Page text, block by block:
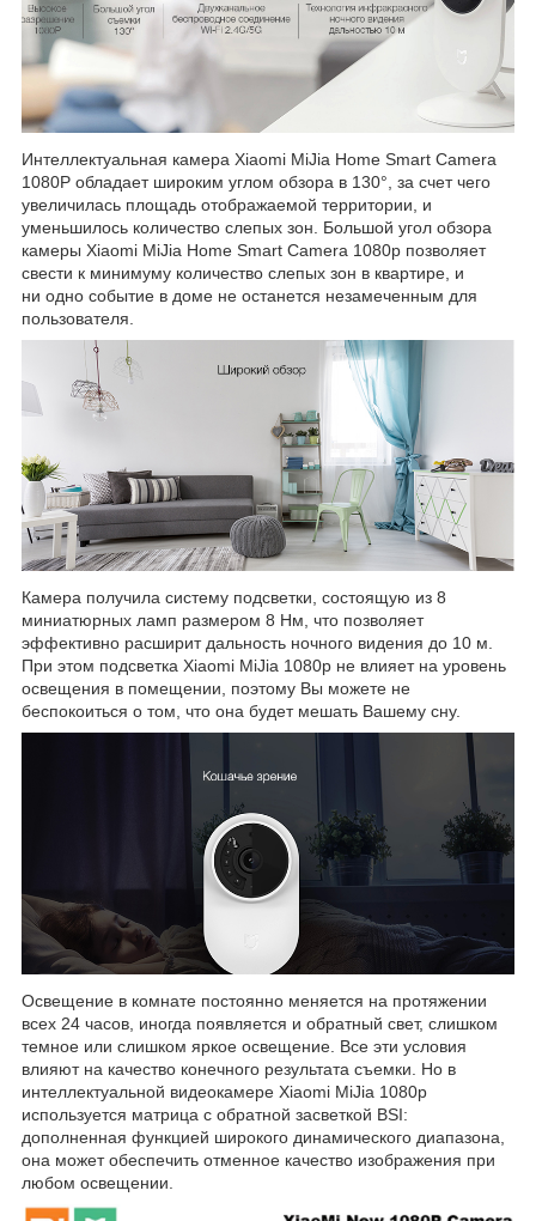
Интеллектуальная камера Xiaomi MiJia Home Smart Camera
1080P обладает широким углом обзора в 130°, за счет чего
увеличилась площадь отображаемой территории, и
уменьшилось количество слепых зон. Большой угол обзора
камеры Xiaomi MiJia Home Smart Camera 1080p позволяет
свести к минимуму количество слепых зон в квартире, и
ни одно событие в доме не останется незамеченным для
пользователя.
Камера получила систему подсветки, состоящую из 8
миниатюрных ламп размером 8 Нм, что позволяет
эффективно расширит дальность ночного видения до 10 м.
При этом подсветка Xiaomi MiJia 1080p не влияет на уровень
освещения в помещении, поэтому Вы можете не
беспокоиться о том, что она будет мешать Вашему сну.
Освещение в комнате постоянно меняется на протяжении
всех 24 часов, иногда появляется и обратный свет, слишком
темное или слишком яркое освещение. Все эти условия
влияют на качество конечного результата съемки. Но в
интеллектуальной видеокамере Xiaomi MiJia 1080p
используется матрица с обратной засветкой BSI:
дополненная функцией широкого динамического диапазона,
она может обеспечить отменное качество изображения при
любом освещении.